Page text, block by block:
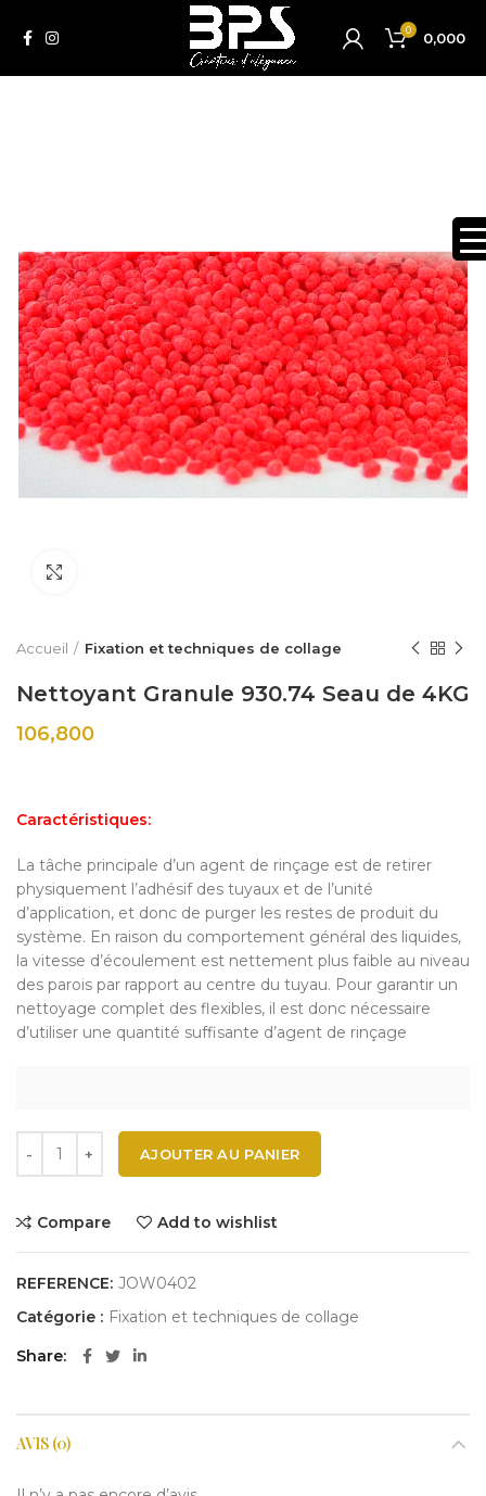
0 0,000
Accueil Fixation et techniques de collage
Nettoyant Granule 930.74 Seau de 4KG
106,800
Caractéristiques:
La tâche principale d’un agent de rinçage est de retirer
physiquement l’adhésif des tuyaux et de l’unité
d’application, et donc de purger les restes de produit du
système. En raison du comportement général des liquides,
la vitesse d’écoulement est nettement plus faible au niveau
des parois par rapport au centre du tuyau. Pour garantir un
nettoyage complet des flexibles, il est donc nécessaire
d’utiliser une quantité suffisante d’agent de rinçage
AJOUTER AU PANIER
Compare Add to wishlist
REFERENCE: JOW0402
Catégorie : Fixation et techniques de collage
Share
AVIS (0)